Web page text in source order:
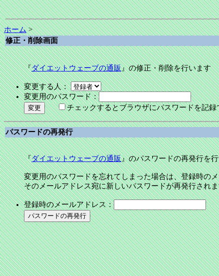
ホーム>
修正・削除画面
『ダイエットウェーブの通販』の修正・削除を行います
変更する人：
変更用のパスワード：
チェックするとブラウザにパスワードを記録
パスワードの再発行
『ダイエットウェーブの通販』のパスワードの再発行を
変更用のパスワードを忘れてしまった場合は、登録時の
そのメールアドレス宛に新しいパスワードが再発行され
登録時のメールアドレス：